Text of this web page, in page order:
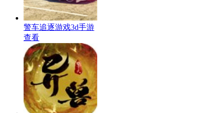
警车追逐游戏3d手游
查看